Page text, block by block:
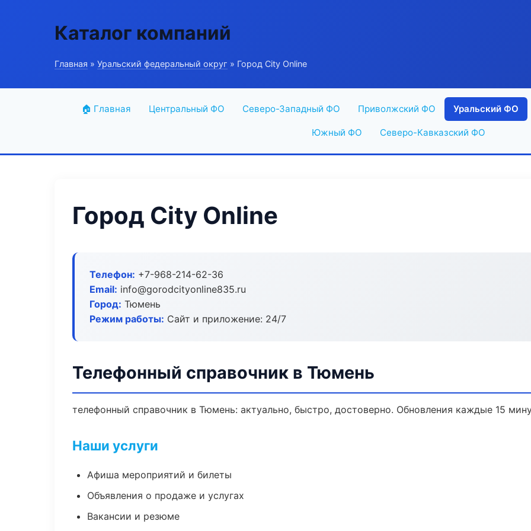
Каталог компаний
Главная » Уральский федеральный округ » Город City Online
🏠 Главная Центральный ФО Северо-Западный ФО Приволжский ФО Уральский ФО
Южный ФО Северо-Кавказский ФО
Город City Online
Телефон: +7-968-214-62-36
Email: info@gorodcityonline835.ru
Город: Тюмень
Режим работы: Сайт и приложение: 24/7
Телефонный справочник в Тюмень
телефонный справочник в Тюмень: актуально, быстро, достоверно. Обновления каждые 15
Наши услуги
Афиша мероприятий и билеты
Объявления о продаже и услугах
Вакансии и резюме